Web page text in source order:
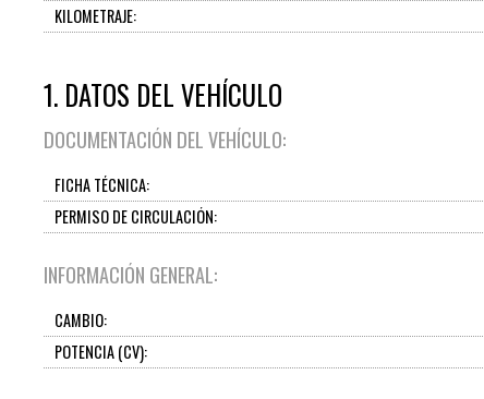
KILOMETRAJE:
1. DATOS DEL VEHÍCULO
DOCUMENTACIÓN DEL VEHÍCULO:
FICHA TÉCNICA:
PERMISO DE CIRCULACIÓN:
INFORMACIÓN GENERAL:
CAMBIO:
POTENCIA (CV):